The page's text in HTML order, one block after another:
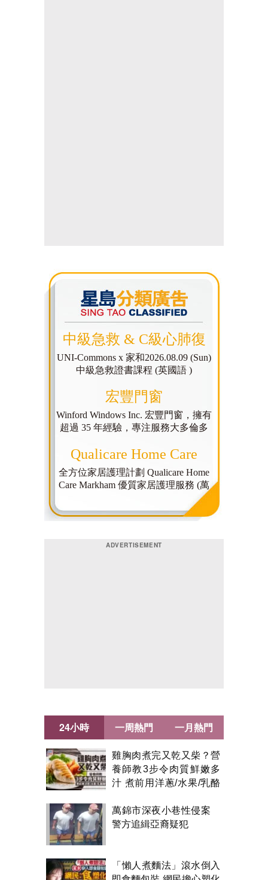
24小時
雞胸肉煮完又乾又柴？營
養師教3步令肉質鮮嫩多
汁 煮前用洋蔥/水果/乳酪
萬錦市深夜小巷性侵案
警方追緝亞裔疑犯
「懶人煮麵法」滾水倒入
一周熱門 一月熱門